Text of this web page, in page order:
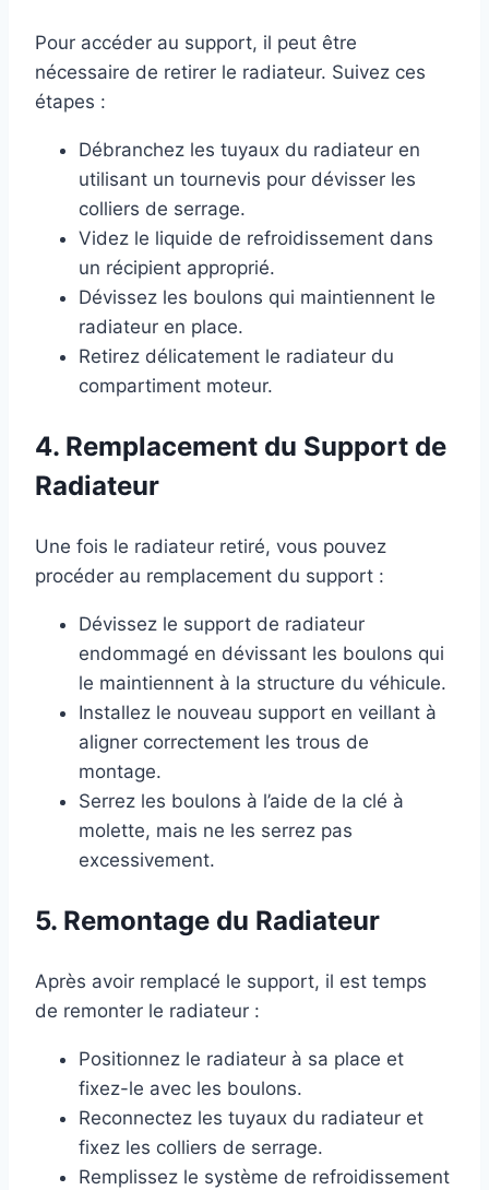
Pour accéder au support, il peut être
nécessaire de retirer le radiateur. Suivez ces
étapes :
Débranchez les tuyaux du radiateur en
utilisant un tournevis pour dévisser les
colliers de serrage.
Videz le liquide de refroidissement dans
un récipient approprié.
Dévissez les boulons qui maintiennent le
radiateur en place.
Retirez délicatement le radiateur du
compartiment moteur.
4. Remplacement du Support de
Radiateur
Une fois le radiateur retiré, vous pouvez
procéder au remplacement du support :
Dévissez le support de radiateur
endommagé en dévissant les boulons qui
le maintiennent à la structure du véhicule.
Installez le nouveau support en veillant à
aligner correctement les trous de
montage.
Serrez les boulons à l’aide de la clé à
molette, mais ne les serrez pas
excessivement.
5. Remontage du Radiateur
Après avoir remplacé le support, il est temps
de remonter le radiateur :
Positionnez le radiateur à sa place et
fixez-le avec les boulons.
Reconnectez les tuyaux du radiateur et
fixez les colliers de serrage.
Remplissez le système de refroidissement